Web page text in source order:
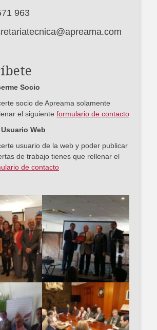
963
Socio
socio de Apreama solamente
el siguiente formulario de contacto
Web
usuario de la web y poder publicar
de trabajo tienes que rellenar el
de contacto